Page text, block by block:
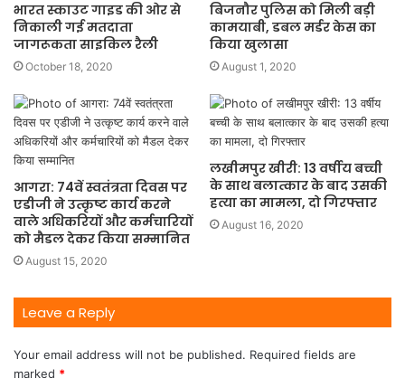
भारत स्काउट गाइड की ओर से
निकाली गई मतदाता
जागरूकता साइकिल रैली
October 18, 2020
बिजनौर पुलिस को मिली बड़ी
कामयाबी, डबल मर्डर केस का
किया खुलासा
August 1, 2020
आगरा: 74वें स्वतंत्रता दिवस पर
एडीजी ने उत्कृष्ट कार्य करने
वाले अधिकरियों और कर्मचारियों
को मैडल देकर किया सम्मानित
August 15, 2020
लखीमपुर खीरी: 13 वर्षीय बच्ची
के साथ बलात्कार के बाद उसकी
हत्या का मामला, दो गिरफ्तार
August 16, 2020
Leave a Reply
Your email address will not be published. Required fields are
marked *